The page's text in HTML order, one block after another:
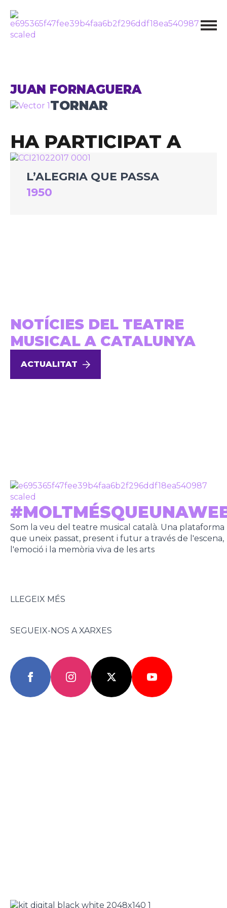
JUAN FORNAGUERA
TORNAR
HA PARTICIPAT A
L’ALEGRIA QUE PASSA
1950
NOTÍCIES DEL TEATRE
MUSICAL A CATALUNYA
ACTUALITAT
Som la veu del teatre musical català. Una plataforma
que uneix passat, present i futur a través de l'escena,
l'emoció i la memòria viva de les arts
LLEGEIX MÉS
SEGUEIX-NOS A XARXES